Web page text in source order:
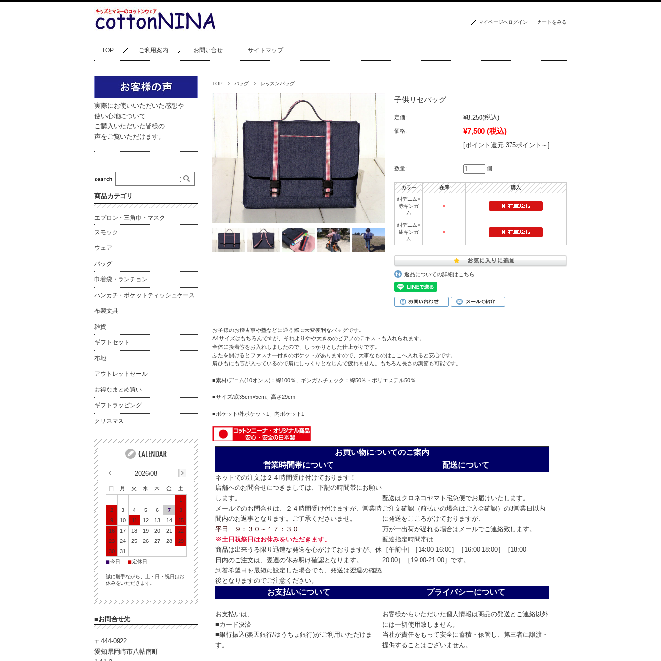
マイページへログイン カートをみる
TOP ご利用案内 お問い合せ サイトマップ
TOP バッグ レッスンバッグ
子供リセバッグ
定価: ¥8,250(税込)
価格: ¥7,500 (税込)
[ポイント還元 375ポイント～]
数量: 個
カラー 在庫 購入
紺デニム×
赤ギンガ
ム
×
紺デニム×
紺ギンガ
ム
×
返品についての詳細はこちら
お子様のお稽古事や塾などに通う際に大変便利なバッグです。
A4サイズはもちろんですが、それよりやや大きめのピアノのテキストも入れられます。
全体に接着芯をお入れしましたので、しっかりとした仕上がりです。
ふたを開けるとファスナー付きのポケットがありますので、大事なものはここへ入れると安心です。
肩ひもにも芯が入っているので肩にしっくりとなじんで疲れません。もちろん長さの調節も可能です。
■素材/デニム(10オンス)：綿100％、ギンガムチェック：綿50％・ポリエステル50％
■サイズ/底35cm×5cm、高さ29cm
■ポケット/外ポケット1、内ポケット1
お買い物についてのご案内
営業時間帯について
配送について
ネットでの注文は２４時間受け付けております！
店舗へのお問合せにつきましては、下記の時間帯にお願い
します。
メールでのお問合せは、２４時間受け付けますが、営業時
間内のお返事となります。ご了承くださいませ。
平日 ９：３０～１７：３０
※土日祝祭日はお休みをいただきます。
商品は出来うる限り迅速な発送を心がけておりますが、休
日内のご注文は、翌週の休み明け確認となります。
到着希望日を最短に設定した場合でも、発送は翌週の確認
後となりますのでご注意ください。
配送はクロネコヤマト宅急便でお届けいたします。
ご注文確認（前払いの場合はご入金確認）の3営業日以内
に発送をこころがけておりますが、
万が一出荷が遅れる場合はメールでご連絡致します。
配達指定時間帯は
［午前中] ［14:00-16:00］［16:00-18:00］［18:00-
20:00］［19:00-21:00］です。
お支払いについて プライバシーについて
お支払いは、
■カード決済
■銀行振込(楽天銀行/ゆうちょ銀行)がご利用いただけま
す。
お客様からいただいた個人情報は商品の発送とご連絡以外
には一切使用致しません。
当社が責任をもって安全に蓄積・保管し、第三者に譲渡・
提供することはございません。
実際にお使いいただいた感想や
使い心地について
ご購入いただいた皆様の
声をご覧いただけます。
商品カテゴリ
エプロン・三角巾・マスク
スモック
ウェア
バッグ
巾着袋・ランチョン
ハンカチ・ポケットティッシュケース
布製文具
雑貨
ギフトセット
布地
アウトレットセール
お得なまとめ買い
ギフトラッピング
クリスマス
2026/08
日 月 火 水 木 金
土
1
2
3 4 5 6 7
8
9
10 11 12 13 14
15
16
17 18 19 20 21
22
23
24 25 26 27 28
29
30
31
■今日 ■定休日
誠に勝手ながら、土・日・祝日はお
休みをいただきます。
■お問合せ先
〒444-0922
愛知県岡崎市八帖南町